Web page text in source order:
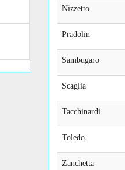
Nizzetto
Pradolin
Sambugaro
Scaglia
Tacchinardi
Toledo
Zanchetta